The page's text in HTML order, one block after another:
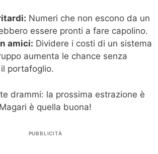
Numeri che non escono da un
essere pronti a fare capolino.
amici: Dividere i costi di un sistema
aumenta le chance senza
portafoglio.
drammi: la prossima estrazione è
è quella buona!
PUBBLICITÀ